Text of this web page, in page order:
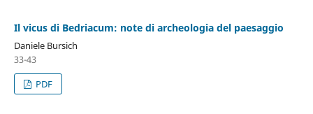
Il vicus di Bedriacum: note di archeologia del paesaggio
Daniele Bursich
33-43
PDF